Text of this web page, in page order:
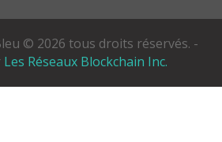
© 2026 tous droits réservés. -
Les Réseaux Blockchain Inc.